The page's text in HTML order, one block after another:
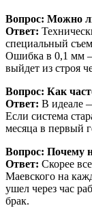
Вопрос: Можно
Ответ:
специальный
Ошибка в 0,1 мм —
выйдет из строя
Вопрос: Как
Ответ: В идеале
Если система
месяца в первый
Вопрос: Почему
Ответ: Скорее
Маевского на
ушел через час
брак.